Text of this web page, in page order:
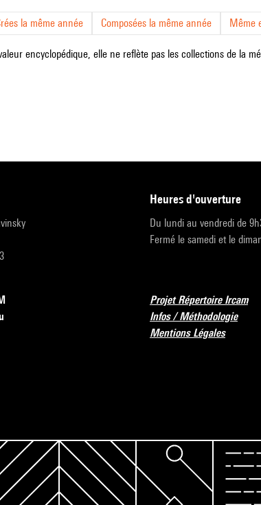
la même année Composées la même année Même
encyclopédique, elle ne reflète pas les collections de la
heures d'ouverture
Du lundi au vendredi de
Fermé le samedi et le
Projet Répertoire Ircam
Infos / Méthodologie
Mentions Légales